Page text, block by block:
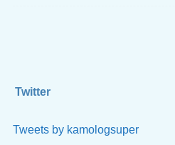
Twitter
Tweets by kamologsuper